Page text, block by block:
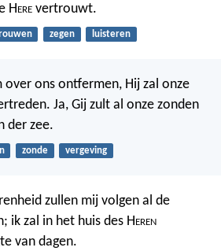
Here vertrouwt.
zegen luisteren
over ons ontfermen, Hij zal onze
Ja, Gij zult al onze zonden
der zee.
zonde vergeving
zullen mij volgen al de
ik zal in het huis des Heren
van dagen.